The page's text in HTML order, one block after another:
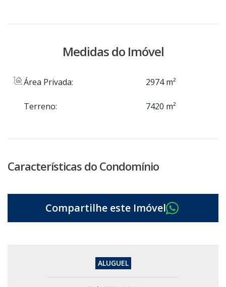
Medidas do Imóvel
Área Privada: 2974 m²
Terreno: 7420 m²
Características do Condomínio